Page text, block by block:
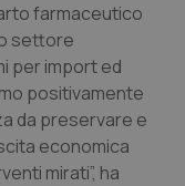
farmaceutico
settore
per import ed
positivamente
da preservare e
economica
mirati”, ha